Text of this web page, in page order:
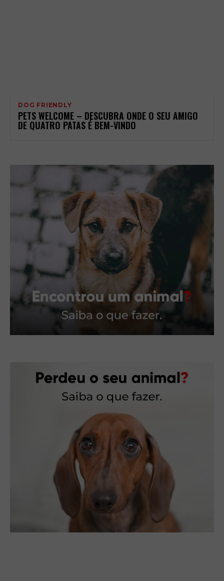
DOG FRIENDLY
PETS WELCOME – DESCUBRA ONDE O SEU AMIGO
DE QUATRO PATAS É BEM-VINDO